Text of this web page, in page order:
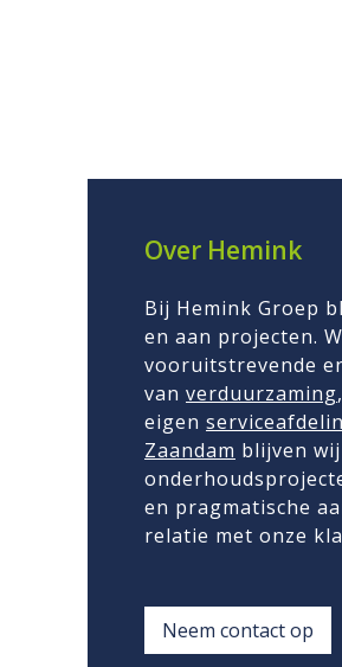
Over Hemink
Bij Hemink Groep
en aan projecten.
vooruitstrevende
van verduurzaming,
eigen
Zaandam blijven
en pragmatische
relatie met onze
Neem contact op